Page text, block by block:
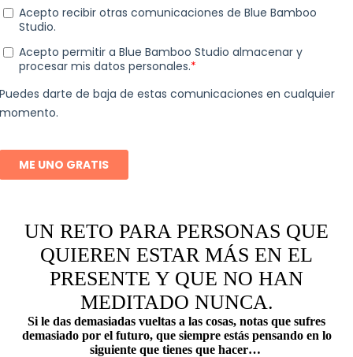
UN RETO PARA PERSONAS QUE
QUIEREN ESTAR MÁS EN EL
PRESENTE Y QUE NO HAN
MEDITADO NUNCA.
Si le das demasiadas vueltas a las cosas, notas que sufres
demasiado por el futuro, que siempre estás pensando en lo
siguiente que tienes que hacer…